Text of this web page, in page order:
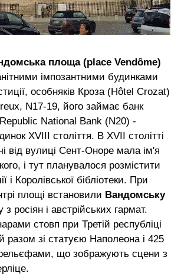
площа (place Vendôme)
імпозантними будинками
особняків Кроза (Hôtel Crozat)
N17-19, його займає банк
National Bank (N20) -
XVIII століття. В XVII столітті
від вулиці Сент-Оноре мала ім'я
і тут планувалося розмістити
і Королівської бібліотеки. При
площі встановили Вандомську
з росіян і австрійських гармат.
стовп при Третій республіці
разом зі статуєю Наполеона і 425
що зображують сцени з